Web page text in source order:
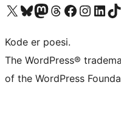
Besøg vores X (tidligere Twitter) konto
Besøg vores Bluesky-konto
Besøg vores Mastodon konto
Besøg vores Threads-konto
Besøg vores Facebook sideBesøg vores Instagram konto
Besøg voresBesøg
Kode er poesi.
The WordPress®
of the WordPress